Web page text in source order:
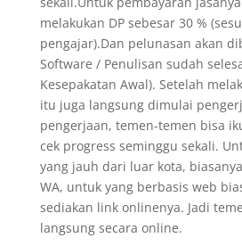
melakukan DP sebesar 30 %
pengajar).Dan pelunasan akan
Software / Penulisan sudah
Kesepakatan Awal). Setelah
itu juga langsung dimulai
pengerjaan, temen-temen bisa
cek progress seminggu sekali.
yang jauh dari luar kota,
WA, untuk yang berbasis web
sediakan link onlinenya. Jadi
langsung secara online.